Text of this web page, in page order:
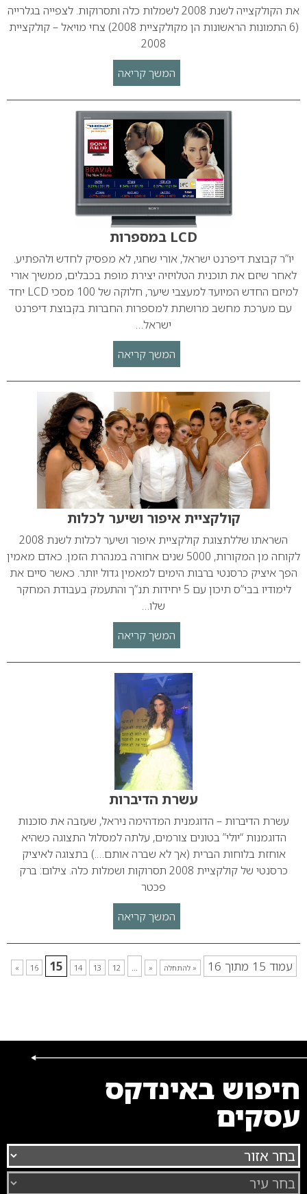
את הקולקצייה לשנת 2008 לשמלות כלה ותסרוקות. לצפייה בגלרייה
(6 התמונות הראשונות הן מקולקציית 2008) צחי מויאל – קולקציית
2008
המשך קריאה
LCD במספרות
יו”ר קבוצת דיפרנט ישראל, אורי שחגי, לא מפסיק לחדש ולהפתיע.
לאחר שיזם את תוכנית הטלויזיה יצירת מופת בכבלים, ממשיך אורי
למיזם החדש המיועד למעצבי שיער, חלוקה של 100 מסכי LCD יחד
עם מערכת מחשב מרושתת למספרות החברות בקבוצת דיפרנט
ישראל…
המשך קריאה
קולקציית איפור ושיער לכלות
השראתו שללתצוגת קולקציית איפור ושיער לכלות לשנת 2008
לקוחה מן המקורות, 5000 שנים אחורה במנהרת הזמן. כאדם מאמין
הפך איציק כרסנטי ברבות הימים למאמין גדול יותר. כאשר סיים את
לימודיו בבי”ס תיכון עם 5 יחידות תנ”ך והתעמק בעבודת המחקר
שלו…
המשך קריאה
עשרת הדיברות
עשרת הדיברות – הדוגמנית המדהימה ניראל, שעזבה את סוכנות
הדוגמנות “יולי” בטונים צורמים, עלתה למסלול התצוגה כשהיא
אוחזת בלוחות הברית (אך לא שברה אותם….) בתצוגה לאיציק
כרסנטי של קולקציית 2008 תסרוקות ושמלות כלה. צילום: ברק
פכטר
המשך קריאה
עמוד 15 מתוך 16 « להתחלה «
...
12
13
14
15
16
»
חיפוש באינדקס
עסקים